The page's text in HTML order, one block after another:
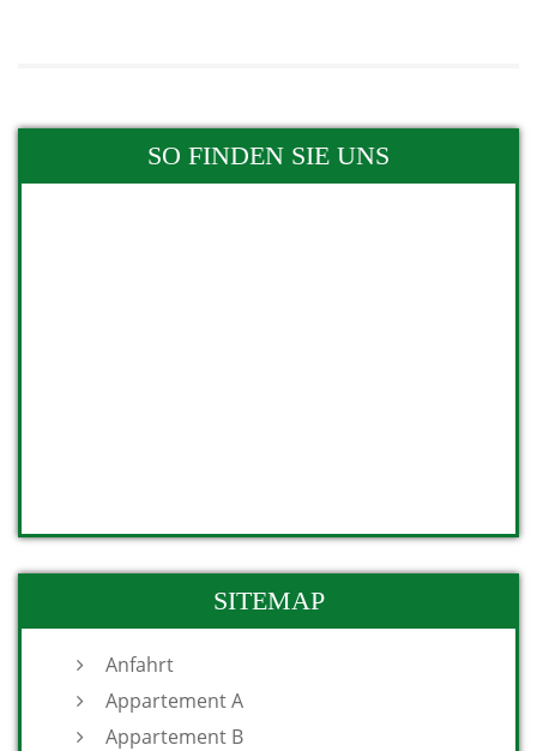
SO FINDEN SIE UNS
SITEMAP
Anfahrt
Appartement A
Appartement B